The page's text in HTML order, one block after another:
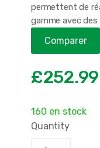
permettent de
gamme avec des
Comparer
£252.99
160 en stock
Quantity